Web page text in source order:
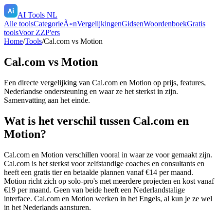
AI Tools NL
Alle toolsCategorieÃ«nVergelijkingenGidsenWoordenboekGratis
toolsVoor ZZP'ers
Home/Tools/Cal.com vs Motion
Cal.com vs Motion
Een directe vergelijking van Cal.com en Motion op prijs, features,
Nederlandse ondersteuning en waar ze het sterkst in zijn.
Samenvatting aan het einde.
Wat is het verschil tussen Cal.com en
Motion?
Cal.com en Motion verschillen vooral in waar ze voor gemaakt zijn.
Cal.com is het sterkst voor zelfstandige coaches en consultants en
heeft een gratis tier en betaalde plannen vanaf €14 per maand.
Motion richt zich op solo-pro's met meerdere projecten en kost vanaf
€19 per maand. Geen van beide heeft een Nederlandstalige
interface. Cal.com en Motion werken in het Engels, al kun je ze wel
in het Nederlands aansturen.